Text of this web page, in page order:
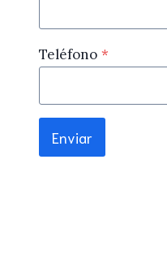
Teléfono *
Enviar